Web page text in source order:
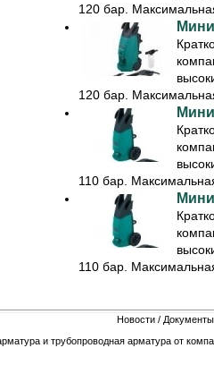
120 бар.
120 бар.
110 бар.
110 бар.
Новости / Документы
и трубопроводная арматура от